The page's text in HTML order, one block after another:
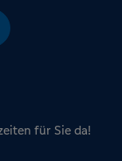
für Sie da!